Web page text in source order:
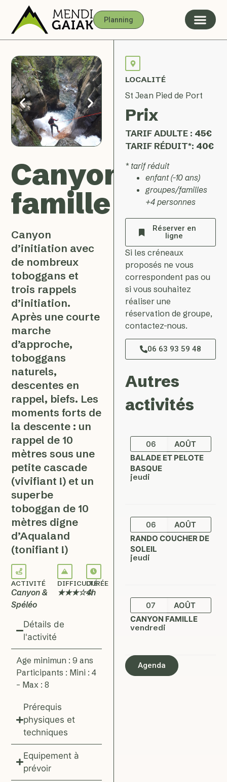
Planning
Canyon
famille
Canyon
d’initiation avec
de nombreux
toboggans et
trois rappels
d’initiation.
Après une courte
marche
d’approche,
toboggans
naturels,
descentes en
rappel, biefs. Les
moments forts de
la descente : un
rappel de 10
mètres sous une
petite cascade
(vivifiant !) et un
superbe
toboggan de 10
mètres digne
d’Aqualand
(tonifiant !)
ACTIVITÉ
Canyon &
Spéléo
DIFFICULTÉ
★★★☆☆
DURÉE
4h
Détails de
l'activité
Age minimun : 9 ans
Participants : Mini : 4
– Max : 8
Prérequis
physiques et
techniques
Equipement à
prévoir
LOCALITÉ
St Jean Pied de Port
Prix
TARIF ADULTE : 45€
TARIF RÉDUIT*: 40€
* tarif réduit
enfant (-10 ans)
groupes/familles
+4 personnes
Réserver en
ligne
Si les créneaux
proposés ne vous
correspondent pas ou
si vous souhaitez
réaliser une
réservation de groupe,
contactez-nous.
06 63 93 59 48
Autres
activités
06
AOÛT
BALADE ET PELOTE
BASQUE
jeudi
06
AOÛT
RANDO COUCHER DE
SOLEIL
jeudi
07
AOÛT
CANYON FAMILLE
vendredi
Agenda